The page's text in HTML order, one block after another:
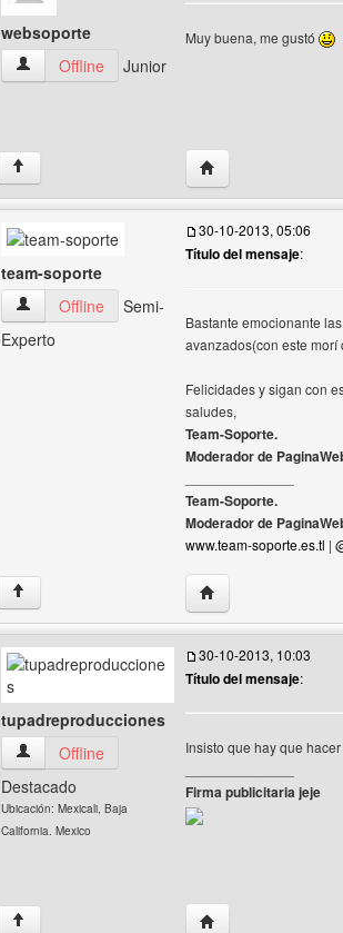
websoporte
websoporte Ver perfil del usuario
Offline Junior
Muy buena, me gustó
↑ Visitar sitio web del
team-soporte
team-soporte Ver perfil del usuario
Offline
Semi-
Experto
30-10-2013, 05:06
Título del mensaje:
Bastante emocionante
avanzados(con este
Felicidades y sigan con
saludes,
Team-Soporte.
Moderador de
Team-Soporte.
Moderador de
www.team-soporte.es.tl |
↑ Visitar sitio web del
tupadreproducciones
tupadreproducciones Ver perfil del usuario
Offline
Destacado
Ubicación: Mexicali, Baja
California. Mexico
30-10-2013, 10:03
Título del mensaje:
Insisto que hay que
Firma publicitaria jeje
↑ Visitar sitio web del